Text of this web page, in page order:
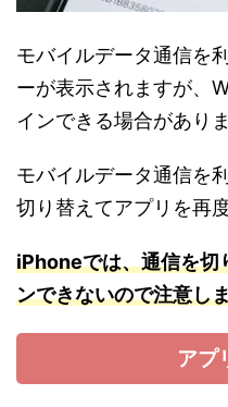
モバイルデータ通信を
ーが表示されますが、
インできる場合がありま
モバイルデータ通信を
切り替えてアプリを再
iPhoneでは、通信を切
ンできないので注意し
アプ